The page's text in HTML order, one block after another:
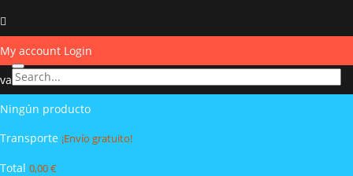
My account Login
vacío
Ningún producto
Transporte ¡Envío gratuito!
Total 0,00 €